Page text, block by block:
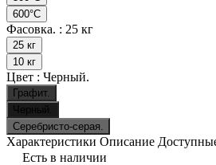
600°C
Фасовка. : 25 кг
25 кг
10 кг
Цвет : Черный.
Графит.
Черный.
Серебристо-серая.
Характеристики Описание
Есть в наличии